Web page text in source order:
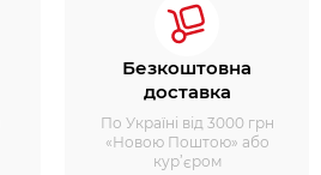
Безкоштовна
доставка
По Україні від 3000 грн
«Новою Поштою» або
кур’єром